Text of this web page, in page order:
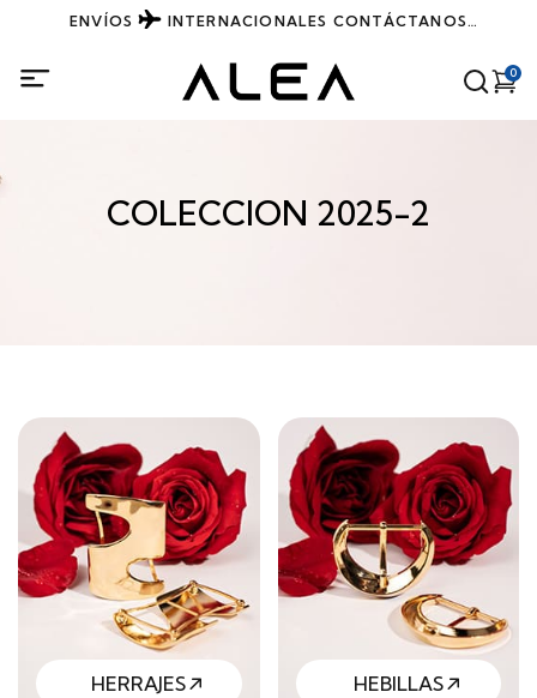
ENVÍOS INTERNACIONALES CONTÁCTANOS
0
COLECCION 2025-2
HERRAJES HEBILLAS